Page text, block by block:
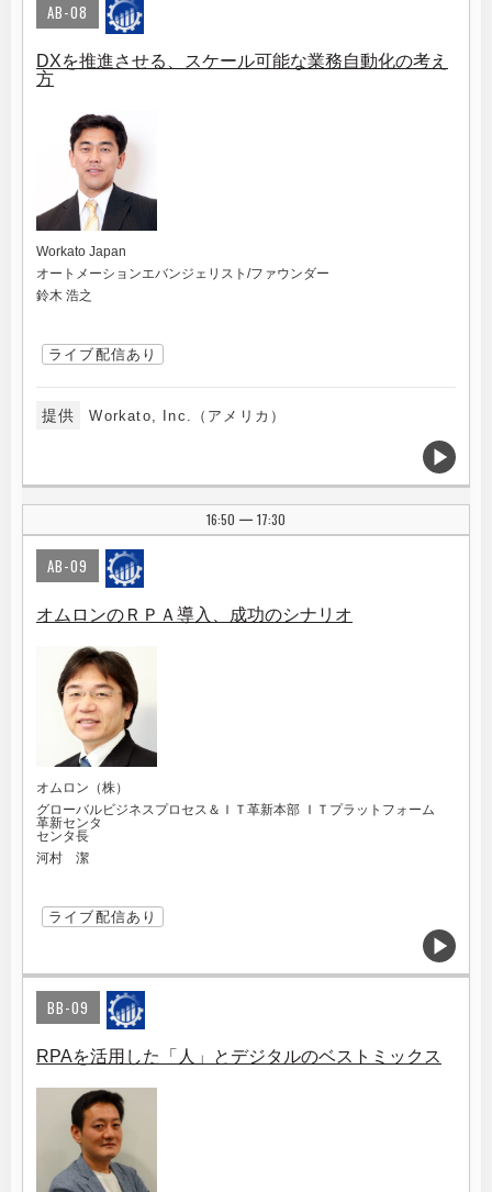
AB-08
DXを推進させる、スケール可能な業務自動化の考え
方
Workato Japan
オートメーションエバンジェリスト/ファウンダー
鈴木 浩之
ライブ配信あり
提供 Workato, Inc.（アメリカ）
16:50 | 17:30
AB-09
オムロンのＲＰＡ導入、成功のシナリオ
オムロン（株）
グローバルビジネスプロセス＆ＩＴ革新本部 ＩＴプラットフォーム
革新センタ
センタ長
河村 潔
ライブ配信あり
BB-09
RPAを活用した「人」とデジタルのベストミックス